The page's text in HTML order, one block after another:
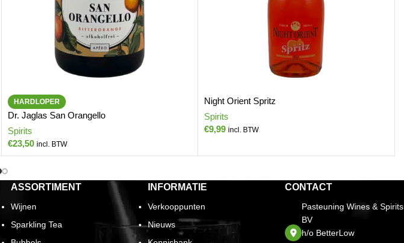
HARDLOPER
Dr. Jaglas San Orangello
Spirits
€23,50 incl. BTW
Night Orient Spritz
Spirits
€9,99 incl. BTW
ASSORTIMENT
Wijnen
Sparkling Tea
INFORMATIE
Verkooppunten
Nieuws
CONTACT
Pasteuning Wines & Spirits
BV
h/o BetterLow